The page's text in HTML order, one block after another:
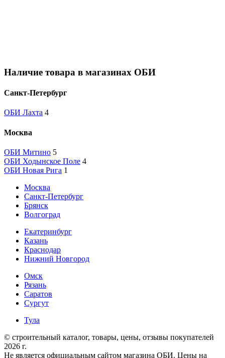
Наличие товара в магазинах ОБИ
Санкт-Петербург
ОБИ Лахта 4
Москва
ОБИ Митино 5
ОБИ Ходынское Поле 4
ОБИ Новая Рига 1
Москва
Санкт-Петербург
Брянск
Волгоград
Екатеринбург
Казань
Краснодар
Нижний Новгород
Омск
Рязань
Саратов
Сургут
Тула
© строительный каталог, товары, цены, отзывы покупателей
2026 г.
Не является официальным сайтом магазина ОБИ. Цены на